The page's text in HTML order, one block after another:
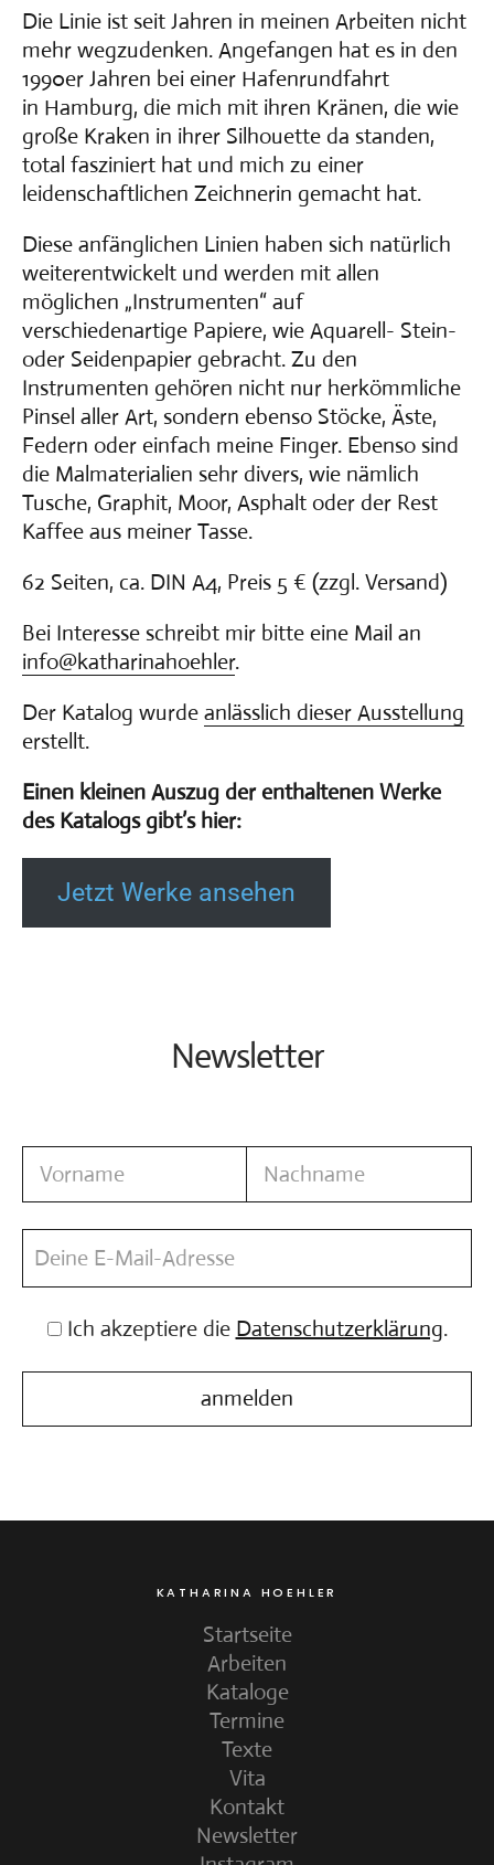
Die Linie ist seit Jahren in meinen Arbeiten nicht
mehr wegzudenken. Angefangen hat es in den
1990er Jahren bei einer Hafenrundfahrt
in Hamburg, die mich mit ihren Kränen, die wie
große Kraken in ihrer Silhouette da standen,
total fasziniert hat und mich zu einer
leidenschaftlichen Zeichnerin gemacht hat.
Diese anfänglichen Linien haben sich natürlich
weiterentwickelt und werden mit allen
möglichen „Instrumenten“ auf
verschiedenartige Papiere, wie Aquarell- Stein-
oder Seidenpapier gebracht. Zu den
Instrumenten gehören nicht nur herkömmliche
Pinsel aller Art, sondern ebenso Stöcke, Äste,
Federn oder einfach meine Finger. Ebenso sind
die Malmaterialien sehr divers, wie nämlich
Tusche, Graphit, Moor, Asphalt oder der Rest
Kaffee aus meiner Tasse.
62 Seiten, ca. DIN A4, Preis 5 € (zzgl. Versand)
Bei Interesse schreibt mir bitte eine Mail an
info@katharinahoehler.
Der Katalog wurde anlässlich dieser Ausstellung
erstellt.
Einen kleinen Auszug der enthaltenen Werke
des Katalogs gibt’s hier:
Jetzt Werke ansehen
Newsletter
Ich akzeptiere die Datenschutzerklärung.
KATHARINA HOEHLER
Startseite
Arbeiten
Kataloge
Termine
Texte
Vita
Kontakt
Newsletter